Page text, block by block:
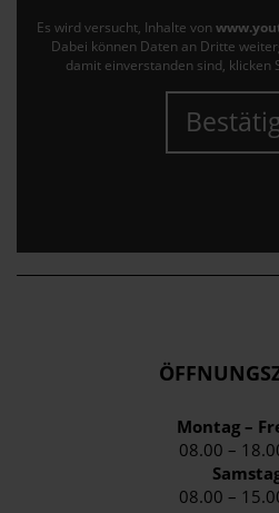
Es wird versucht, Inhalte von
Dabei können Daten an Dritte
damit einverstanden sind, klicken
Montag –
08.00 –
08.00 –